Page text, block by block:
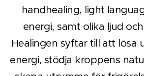
handhealing, light
energi, samt olika ljud
Healingen syftar till att lösa
energi, stödja kroppens